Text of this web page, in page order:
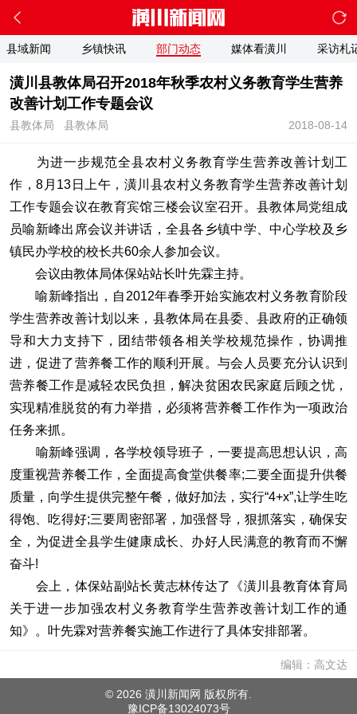
县域新闻 乡镇快讯 部门动态 媒体看潢川 采访札
潢川县教体局召开2018年秋季农村义务教育学生营养
改善计划工作专题会议
2018-08-14
县教体局 县教体局
为进一步规范全县农村义务教育学生营养改善计划工
作，8月13日上午，潢川县农村义务教育学生营养改善计划
工作专题会议在教育宾馆三楼会议室召开。县教体局党组成
员喻新峰出席会议并讲话，全县各乡镇中学、中心学校及乡
镇民办学校的校长共60余人参加会议。
会议由教体局体保站站长叶先霖主持。
喻新峰指出，自2012年春季开始实施农村义务教育阶段
学生营养改善计划以来，县教体局在县委、县政府的正确领
导和大力支持下，团结带领各相关学校规范操作，协调推
进，促进了营养餐工作的顺利开展。与会人员要充分认识到
营养餐工作是减轻农民负担，解决贫困农民家庭后顾之忧，
实现精准脱贫的有力举措，必须将营养餐工作作为一项政治
任务来抓。
喻新峰强调，各学校领导班子，一要提高思想认识，高
度重视营养餐工作，全面提高食堂供餐率;二要全面提升供餐
质量，向学生提供完整午餐，做好加法，实行“4+x”,让学生吃
得饱、吃得好;三要周密部署，加强督导，狠抓落实，确保安
全，为促进全县学生健康成长、办好人民满意的教育而不懈
奋斗!
会上，体保站副站长黄志林传达了《潢川县教育体育局
关于进一步加强农村义务教育学生营养改善计划工作的通
知》。叶先霖对营养餐实施工作进行了具体安排部署。
编辑：高文达
© 2026 潢川新闻网 版权所有.
豫ICP备13024073号